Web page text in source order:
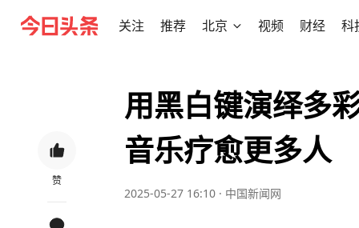
关注 推荐 北京 视频 财经 科
赞
用黑白键演绎多
音乐疗愈更多人
2025-05-27 16:10 · 中国新闻网